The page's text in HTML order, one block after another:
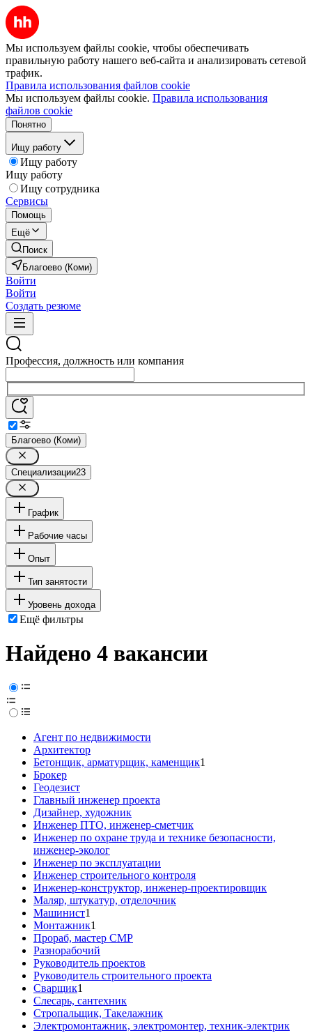
Мы используем файлы cookie, чтобы обеспечивать
правильную работу нашего веб-сайта и анализировать сетевой
трафик.
Правила использования файлов cookie
Мы используем файлы cookie. Правила использования
файлов cookie
Понятно
Ищу работу
Ищу работу
Ищу работу
Ищу сотрудника
Сервисы
Помощь
Ещё
Поиск
Благоево (Коми)
Войти
Войти
Создать резюме
Профессия, должность или компания
Благоево (Коми)
Специализации23
График
Рабочие часы
Опыт
Тип занятости
Уровень дохода
Ещё фильтры
Найдено 4 вакансии
Агент по недвижимости
Архитектор
Бетонщик, арматурщик, каменщик1
Брокер
Геодезист
Главный инженер проекта
Дизайнер, художник
Инженер ПТО, инженер-сметчик
Инженер по охране труда и технике безопасности,
инженер-эколог
Инженер по эксплуатации
Инженер строительного контроля
Инженер-конструктор, инженер-проектировщик
Маляр, штукатур, отделочник
Машинист1
Монтажник1
Прораб, мастер СМР
Разнорабочий
Руководитель проектов
Руководитель строительного проекта
Сварщик1
Слесарь, сантехник
Стропальщик, Такелажник
Электромонтажник, электромонтер, техник-электрик